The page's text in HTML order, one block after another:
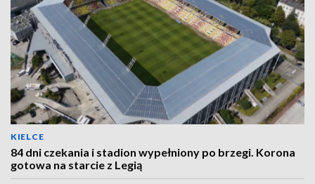
KIELCE
84 dni czekania i stadion wypełniony po brzegi. Korona
gotowa na starcie z Legią